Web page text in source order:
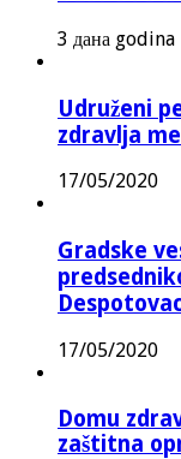
3 дана godina
Udruženi
zdravlja
17/05/2020
Gradske
17/05/2020
Domu
zaštitna